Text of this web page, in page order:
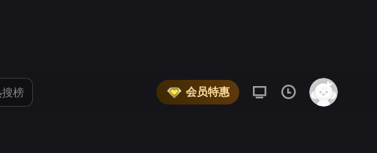
搜榜 会员特惠